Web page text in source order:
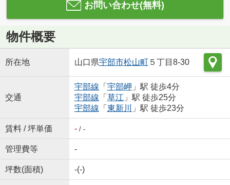
お問い合わせ(無料)
物件概要
所在地 山口県宇部市松山町５丁目8-30
交通
宇部線 「 宇部岬 」駅 徒歩4分
宇部線 「 草江 」駅 徒歩25分
宇部線 「 東新川 」駅 徒歩23分
賃料 / 坪単価 -/ -
管理費等 -
坪数(面積) -(-)